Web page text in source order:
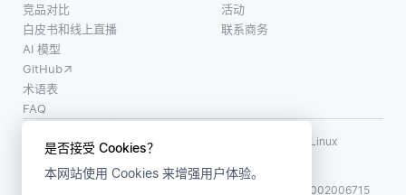
是否接受 Cookies？
本网站使用 Cookies 来增强用户体验。
竞品对比
白皮书和线上直播
AI 模型
GitHub
术语表
FAQ
活动
联系商务
使用条款
LF AI、LF AI & Data、Milvus，以及相关的开源项目名称为 Linux
Foundation 所有商标
版权所有 ©2026 上海赜睿信息科技有限公司保留所有权利
沪公网安备31011002006715